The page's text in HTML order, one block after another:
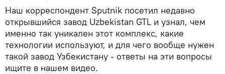
Наш корреспондент Sputnik посетил недавно
открывшийся завод Uzbekistan GTL и узнал, чем
именно так уникален этот комплекс, какие
технологии используют, и для чего вообще нужен
такой завод Узбекистану - ответы на эти вопросы
ищите в нашем видео.